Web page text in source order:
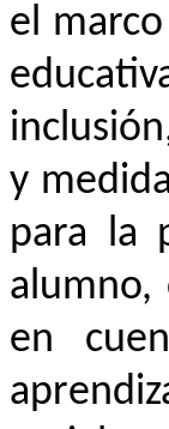
el
y
para la
alumno,
en